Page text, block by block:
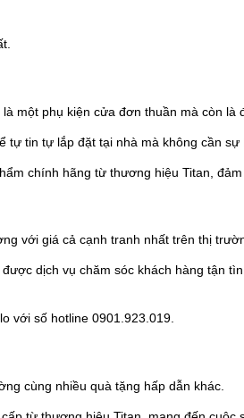
một phụ kiện cửa đơn thuần mà còn là
tin tự lắp đặt tại nhà mà không cần sự
chính hãng từ thương hiệu Titan,
với giá cả cạnh tranh nhất trên thị
dịch vụ chăm sóc khách hàng tận
với số hotline 0901.923.019.
cùng nhiều quà tặng hấp dẫn khác.